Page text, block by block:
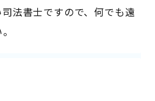
法書士ですので、何でも遠